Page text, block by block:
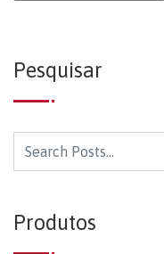
Pesquisar
Produtos